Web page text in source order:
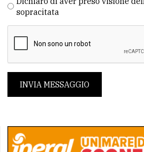
sopracitata
INVIA MESSAGGIO